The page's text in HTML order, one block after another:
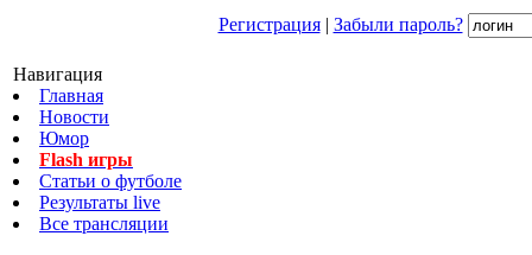
Регистрация| Забыли пароль?
Навигация
Главная
Новости
Юмор
Flash игры
Статьи о футболе
Результаты live
Все трансляции